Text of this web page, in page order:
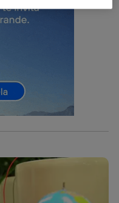
la privacidad como
cifrado creado por tu
tu dirección IP y otra
de
conexión que utilizas
de internet, por
el mismo
ancha(p. ej., Wi-Fi),
en función de las
miembros del hogar